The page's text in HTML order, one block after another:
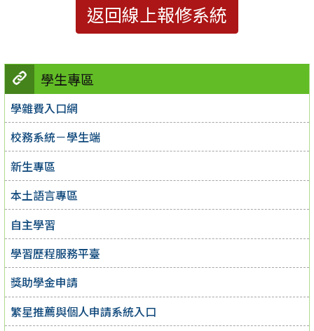
學生專區
學雜費入口網
校務系統－學生端
新生專區
本土語言專區
自主學習
學習歷程服務平臺
獎助學金申請
繁星推薦與個人申請系統入口
返回線上報修系統